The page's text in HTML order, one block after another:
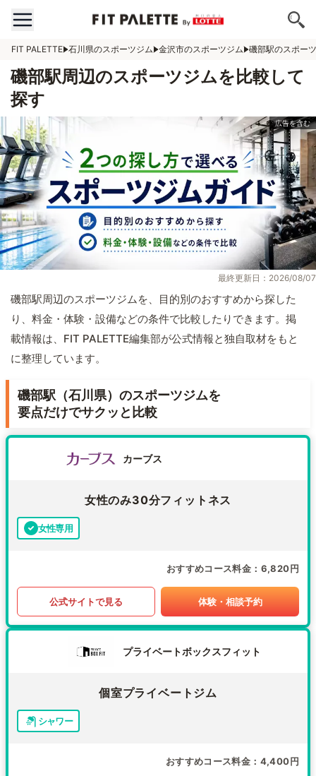
FIT PALETTE 石川県のスポーツジム 金沢市のスポーツジム 磯部駅のスポー
磯部駅周辺のスポーツジムを比較して
探す
最終更新日：2026/08/07
磯部駅周辺のスポーツジムを、目的別のおすすめから探した
り、料金・体験・設備などの条件で比較したりできます。掲
載情報は、FIT PALETTE編集部が公式情報と独自取材をもと
に整理しています。
磯部駅（石川県）のスポーツジムを
要点だけでサクッと比較
カーブス
女性のみ30分フィットネス
女性専用
おすすめコース料金 6,820円
公式サイトで見る 体験・相談予約
プライベートボックスフィット
個室プライベートジム
シャワー
おすすめコース料金 4,400円